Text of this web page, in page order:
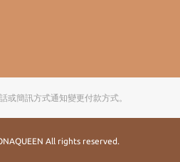
或簡訊方式通知變更付款方式。
All rights reserved.